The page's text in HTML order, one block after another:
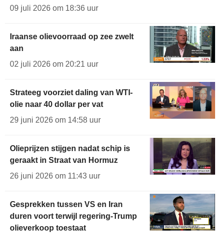
09 juli 2026 om 18:36 uur
Iraanse olievoorraad op zee zwelt
aan
02 juli 2026 om 20:21 uur
Strateeg voorziet daling van WTI-
olie naar 40 dollar per vat
29 juni 2026 om 14:58 uur
Olieprijzen stijgen nadat schip is
geraakt in Straat van Hormuz
26 juni 2026 om 11:43 uur
Gesprekken tussen VS en Iran
duren voort terwijl regering-Trump
olieverkoop toestaat